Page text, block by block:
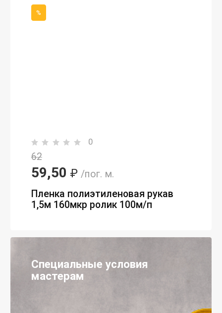
%
0
62
59,50 ₽ /пог. м.
Пленка полиэтиленовая рукав
1,5м 160мкр ролик 100м/п
Специальные условия
мастерам